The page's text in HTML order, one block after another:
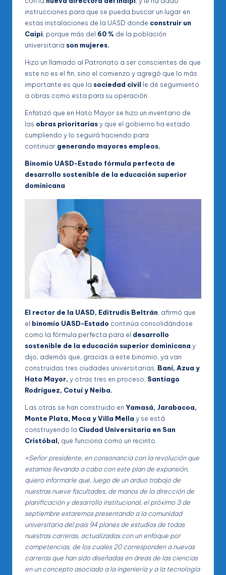
instrucciones para que se pueda buscar un lugar en
estas instalaciones de la UASD donde construir un
Caipi, porque más del 60 % de la población
universitaria son mujeres.
Hizo un llamado al Patronato a ser conscientes de que
este no es el fin, sino el comienzo y agregó que lo más
importante es que la sociedad civil le dé seguimiento
a obras como esta para su operación.
Enfatizó que en Hato Mayor se hizo un inventario de
las obras prioritariasy que el gobierno ha estado
cumpliendo y lo seguirá haciendo para
continuar generando mayores empleos.
Binomio UASD-Estado fórmula perfecta de
desarrollo sostenible de la educación superior
dominicana
El rector de la UASD, Editrudis Beltrán , afirmó que
el binomio UASD-Estado continúa consolidándose
como la fórmula perfecta para el desarrollo
sostenible de la educación superior dominicana y
dijo, además que, gracias a este binomio, ya van
construidas tres ciudades universitarias, Baní, Azua y
Hato Mayor, y otras tres en proceso: Santiago
Rodríguez, Cotuí y Neiba.
Las otras se han construido en Yamasá, Jarabacoa,
Monte Plata, Moca y Villa Mella y se está
construyendo la Ciudad Universitaria en San
Cristóbal, que funciona como un recinto.
«Señor presidente, en consonancia con la revolución que
estamos llevando a cabo con este plan de expansión,
quiero informarle que, luego de un arduo trabajo de
nuestras nueve facultades, de manos de la dirección de
planificación y desarrollo institucional, el próximo 3 de
septiembre estaremos presentando a la comunidad
universitaria del país 94 planes de estudios de todas
nuestras carreras, actualizadas con un enfoque por
competencias, de los cuales 20 corresponden a nuevas
carreras que han sido diseñadas en áreas de las ciencias
en un concepto asociado a la ingeniería y a la tecnología